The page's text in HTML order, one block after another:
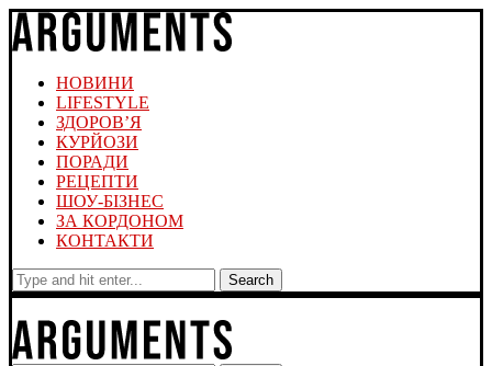
НОВИНИ
LIFESTYLE
ЗДОРОВ’Я
КУРЙОЗИ
ПОРАДИ
РЕЦЕПТИ
ШОУ-БІЗНЕС
ЗА КОРДОНОМ
КОНТАКТИ
Search